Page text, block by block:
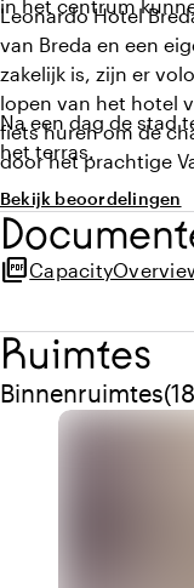
in het centrum
Leonardo Hotel
van Breda en een
zakelijk is, zijn er
lopen van het hotel
fiets huren om de
door het prachtige
Na een dag de stad
het terras.
Bekijk beoordelingen
picture_as_pdf
Ruimtes
Binnenruimtes
Aantal (18